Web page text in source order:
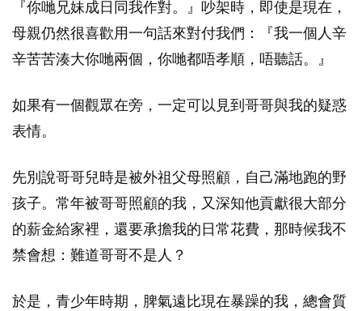
『你哋兄妹成日同我作對。』吵架時，即使是現在，
母親仍然很喜歡用一句話來對付我們：『我一個人辛
辛苦苦湊大你哋兩個，你哋都唔孝順，唔聽話。』
如果有一個觀眾在旁，一定可以見到哥哥與我的疑惑
表情。
先別說哥哥兒時是被外祖父母照顧，自己滿地跑的野
孩子。常年被哥哥照顧的我，又深知他貢獻很大部分
的薪金給家裡，還要承擔我的日常花費，那時候我不
禁會想：難道哥哥不是人？
於是，青少年時期，脾氣遠比現在暴躁的我，總會質